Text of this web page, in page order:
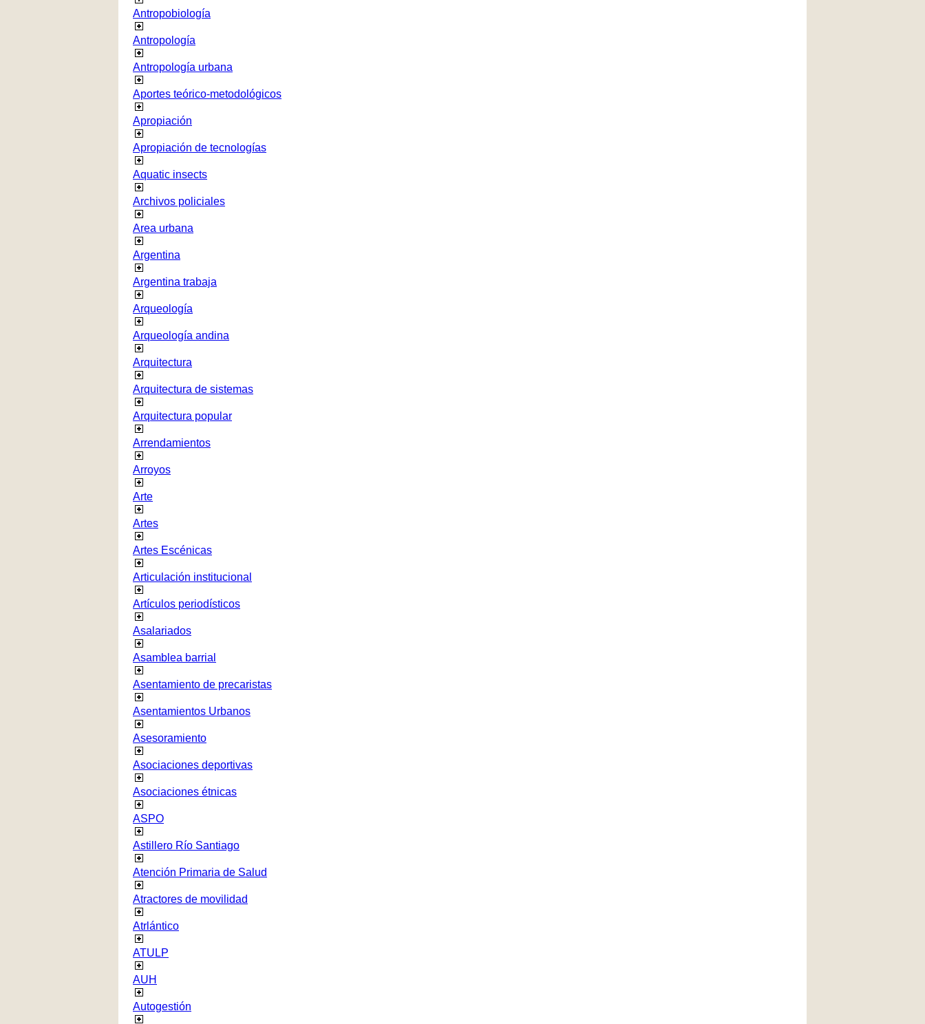
Antropobiología
Antropología
Antropología urbana
Aportes teórico-metodológicos
Apropiación
Apropiación de tecnologías
Aquatic insects
Archivos policiales
Area urbana
Argentina
Argentina trabaja
Arqueología
Arqueología andina
Arquitectura
Arquitectura de sistemas
Arquitectura popular
Arrendamientos
Arroyos
Arte
Artes
Artes Escénicas
Articulación institucional
Artículos periodísticos
Asalariados
Asamblea barrial
Asentamiento de precaristas
Asentamientos Urbanos
Asesoramiento
Asociaciones deportivas
Asociaciones étnicas
ASPO
Astillero Río Santiago
Atención Primaria de Salud
Atractores de movilidad
Atrlántico
ATULP
AUH
Autogestión